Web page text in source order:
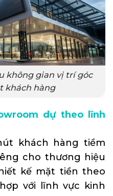
không gian vị trí góc
khách hàng
dự theo lĩnh
khách hàng tiềm
cho thương hiệu
kế mặt tiền theo
với lĩnh vực kinh